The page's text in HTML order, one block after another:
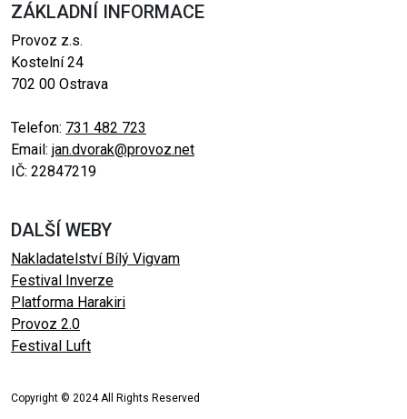
ZÁKLADNÍ INFORMACE
Provoz z.s.
Kostelní 24
702 00 Ostrava
Telefon: 731 482 723
Email: jan.dvorak@provoz.net
IČ: 22847219
DALŠÍ WEBY
Nakladatelství Bílý Vigvam
Festival Inverze
Platforma Harakiri
Provoz 2.0
Festival Luft
Copyright © 2024 All Rights Reserved